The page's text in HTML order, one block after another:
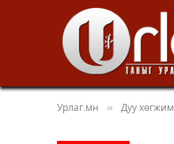
Урлаг.мн » Дуу хөгжим